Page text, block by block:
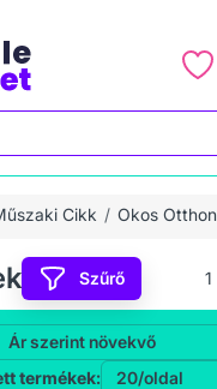
Cikk Okos Otthon
Szűrő 1
termékek: